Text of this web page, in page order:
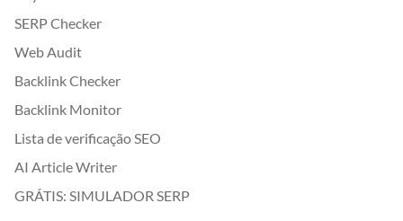
SERP Checker
Web Audit
Backlink Checker
Backlink Monitor
Lista de verificação SEO
AI Article Writer
GRÁTIS: SIMULADOR SERP